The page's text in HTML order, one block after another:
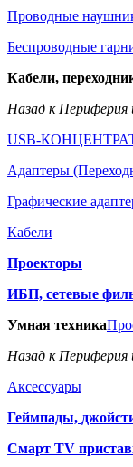
Проводные
Беспроводные
Кабели,
Назад к Периферия
USB-
Адаптеры
Графические
Кабели
Проекторы
ИБП, сетевые
Умная техника
Назад к Периферия
Аксессуары
Геймпады,
Смарт TV